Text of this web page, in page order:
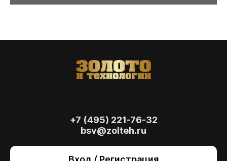
+7 (495) 221-76-32
bsv@zolteh.ru